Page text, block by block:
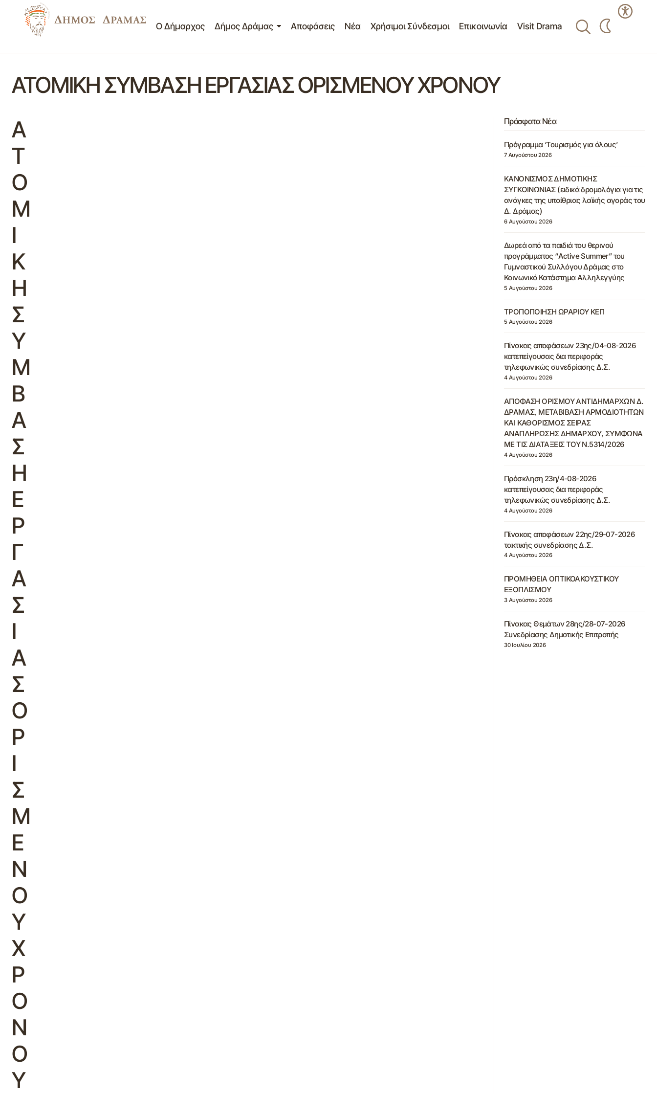
Ο Δήμαρχος Δήμος Δράμας Αποφάσεις Νέα Χρήσιμοι Σύνδεσμοι Επικοινωνία Visit Drama
ΑΤΟΜΙΚΗ ΣΥΜΒΑΣΗ ΕΡΓΑΣΙΑΣ ΟΡΙΣΜΕΝΟΥ ΧΡΟΝΟΥ
Α
Τ
Ο
Μ
Ι
Κ
Η
Σ
Υ
Μ
Β
Α
Σ
Η
Ε
Ρ
Γ
Α
Σ
Ι
Α
Σ
Ο
Ρ
Ι
Σ
Μ
Ε
Ν
Ο
Υ
Χ
Ρ
Ο
Ν
Ο
Υ
Πρόσφατα Νέα
Πρόγραμμα ‘Τουρισμός για όλους’
7 Αυγούστου 2026
ΚΑΝΟΝΙΣΜΟΣ ΔΗΜΟΤΙΚΗΣ
ΣΥΓΚΟΙΝΩΝΙΑΣ (ειδικά δρομολόγια για τις
ανάγκες της υπαίθριας λαϊκής αγοράς του
Δ. Δράμας)
6 Αυγούστου 2026
Δωρεά από τα παιδιά του θερινού
προγράμματος “Active Summer” του
Γυμναστικού Συλλόγου Δράμας στο
Κοινωνικό Κατάστημα Αλληλεγγύης
5 Αυγούστου 2026
ΤΡΟΠΟΠΟΙΗΣΗ ΩΡΑΡΙΟΥ ΚΕΠ
5 Αυγούστου 2026
Πίνακας αποφάσεων 23ης/04-08-2026
κατεπείγουσας δια περιφοράς
τηλεφωνικώς συνεδρίασης Δ.Σ.
4 Αυγούστου 2026
ΑΠΟΦΑΣΗ ΟΡΙΣΜΟΥ ΑΝΤΙΔΗΜΑΡΧΩΝ Δ.
ΔΡΑΜΑΣ, ΜΕΤΑΒΙΒΑΣΗ ΑΡΜΟΔΙΟΤΗΤΩΝ
ΚΑΙ ΚΑΘΟΡΙΣΜΟΣ ΣΕΙΡΑΣ
ΑΝΑΠΛΗΡΩΣΗΣ ΔΗΜΑΡΧΟΥ, ΣΥΜΦΩΝΑ
ΜΕ ΤΙΣ ΔΙΑΤΑΞΕΙΣ ΤΟΥ Ν.5314/2026
4 Αυγούστου 2026
Πρόσκληση 23η/4-08-2026
κατεπείγουσας δια περιφοράς
τηλεφωνικώς συνεδρίασης Δ.Σ.
4 Αυγούστου 2026
Πίνακας αποφάσεων 22ης/29-07-2026
τακτικής συνεδρίασης Δ.Σ.
4 Αυγούστου 2026
ΠΡΟΜΗΘΕΙΑ ΟΠΤΙΚΟΑΚΟΥΣΤΙΚΟΥ
ΕΞΟΠΛΙΣΜΟΥ
3 Αυγούστου 2026
Πίνακας Θεμάτων 28ης/28-07-2026
Συνεδρίασης Δημοτικής Επιτροπής
30 Ιουλίου 2026